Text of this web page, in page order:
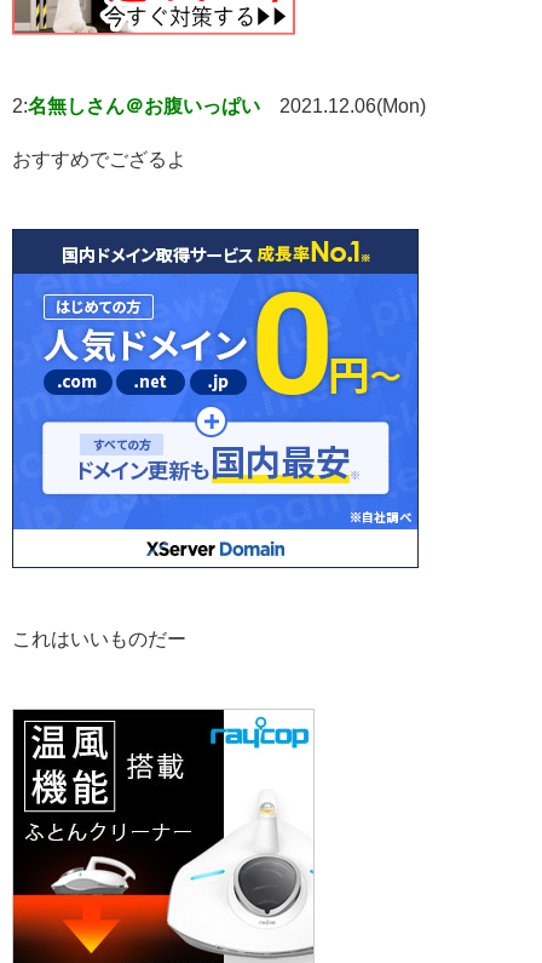
2:名無しさん＠お腹いっぱい 2021.12.06(Mon)
おすすめでござるよ
これはいいものだー